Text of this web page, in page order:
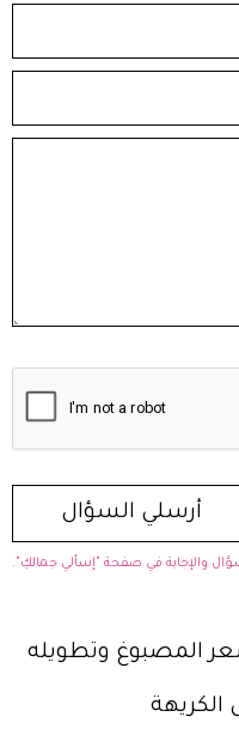
والإجابة في صفحة "إسألي جمالكِ".
المصبوغ وتطويله
الكريهة